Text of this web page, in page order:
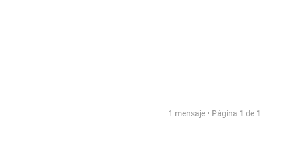
1 mensaje • Página 1 de 1